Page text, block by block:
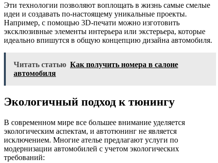
Эти технологии позволяют воплощать в жизнь самые смелые
идеи и создавать по-настоящему уникальные проекты.
Например, с помощью 3D-печати можно изготовить
эксклюзивные элементы интерьера или экстерьера, которые
идеально впишутся в общую концепцию дизайна автомобиля.
Читать статью Как получить номера в салоне
автомобиля
Экологичный подход к тюнингу
В современном мире все большее внимание уделяется
экологическим аспектам, и автотюнинг не является
исключением. Многие ателье предлагают услуги по
модернизации автомобилей с учетом экологических
требований: